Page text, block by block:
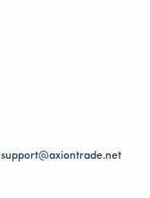
support@axiontrade.net